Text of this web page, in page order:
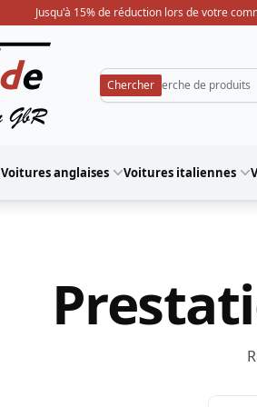
Jusqu'à 15% de réduction lors de votre
Voitures anglaises Voitures italiennes